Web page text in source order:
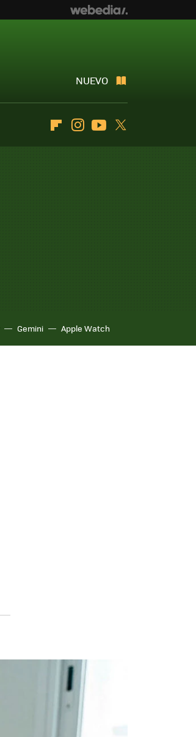
NUEVO
FlipboardInstagramYoutube
Gemini Apple Watch